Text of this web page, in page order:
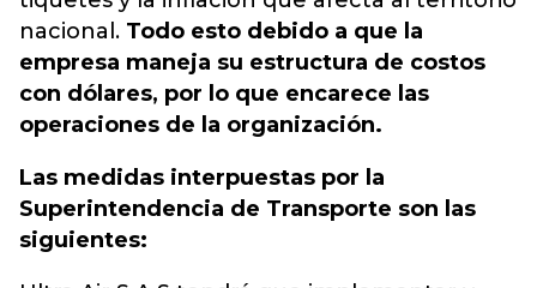
nacional. Todo esto debido a que la
empresa maneja su estructura de costos
con dólares, por lo que encarece las
operaciones de la organización.
Las medidas interpuestas por la
Superintendencia de Transporte son las
siguientes: